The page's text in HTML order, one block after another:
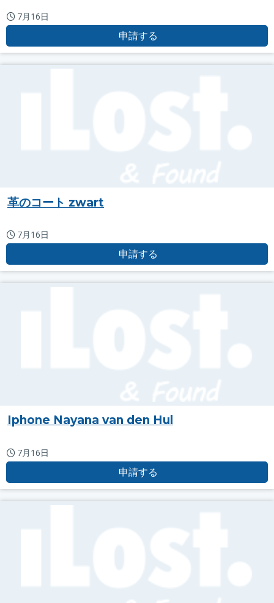
7月16日
申請する
革のコート zwart
7月16日
申請する
Iphone Nayana van den Hul
7月16日
申請する